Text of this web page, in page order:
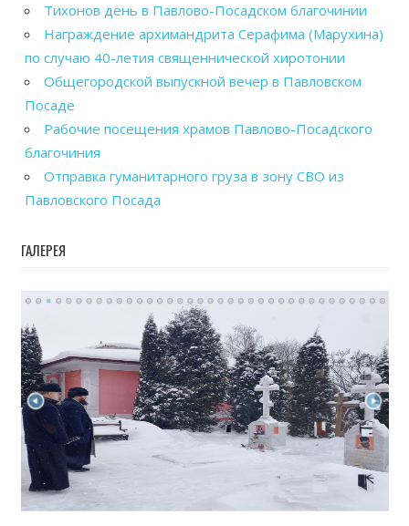
Тихонов день в Павлово-Посадском благочинии
Награждение архимандрита Серафима (Марухина)
по случаю 40-летия священнической хиротонии
Общегородской выпускной вечер в Павловском
Посаде
Рабочие посещения храмов Павлово-Посадского
благочиния
Отправка гуманитарного груза в зону СВО из
Павловского Посада
ГАЛЕРЕЯ